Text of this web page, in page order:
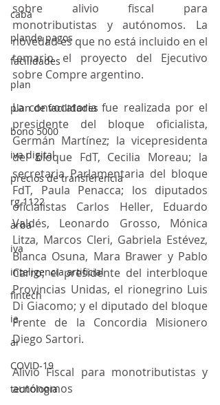
caba
plande pagos
facilidades
plan
plan de facilidades
bono 5000
iva digital
precios de transferencia
rg 1122
arba
iva
inteligencia artificial
fintech
ia
ai
COVID-19
tecnologia
sobre alivio fiscal para
monotributistas y autónomos. La
novedad es que no está incluido en el
temario el proyecto del Ejecutivo
sobre Compre argentino.
La convocatoria fue realizada por el
presidente del bloque oficialista,
Germán Martínez; la vicepresidenta
del bloque FdT, Cecilia Moreau; la
secretaria Parlamentaria del bloque
FdT, Paula Penacca; los diputados
oficialistas Carlos Heller, Eduardo
Valdés, Leonardo Grosso, Mónica
Litza, Marcos Cleri, Gabriela Estévez,
Blanca Osuna, Mara Brawer y Pablo
Carro; el presidente del interbloque
Provincias Unidas, el rionegrino Luis
Di Giacomo; y el diputado del bloque
Frente de la Concordia Misionero
Diego Sartori.
Alivio Fiscal para monotributistas y
autónomos